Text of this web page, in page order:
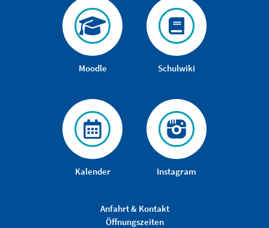
Moodle Schulwiki
Kalender Instagram
Anfahrt & Kontakt
Öffnungszeiten